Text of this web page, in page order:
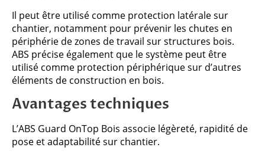
Il peut être utilisé comme protection latérale sur
chantier, notamment pour prévenir les chutes en
périphérie de zones de travail sur structures bois.
ABS précise également que le système peut être
utilisé comme protection périphérique sur d’autres
éléments de construction en bois.
Avantages techniques
L’ABS Guard OnTop Bois associe légèreté, rapidité de
pose et adaptabilité sur chantier.